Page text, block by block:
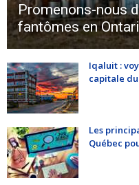
Promenons-nous
fantômes en
Iqaluit :
capitale
Les
Québec